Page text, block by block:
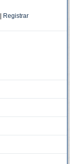
Registrar